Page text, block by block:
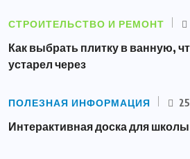
СТРОИТЕЛЬСТВО И РЕМОНТ
Как выбрать плитку в ванную,
устарел через
ПОЛЕЗНАЯ ИНФОРМАЦИЯ
Интерактивная доска для